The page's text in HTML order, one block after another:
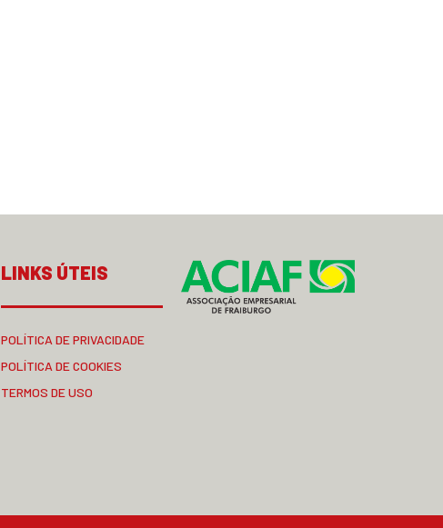
LINKS ÚTEIS
POLÍTICA DE PRIVACIDADE
POLÍTICA DE COOKIES
TERMOS DE USO